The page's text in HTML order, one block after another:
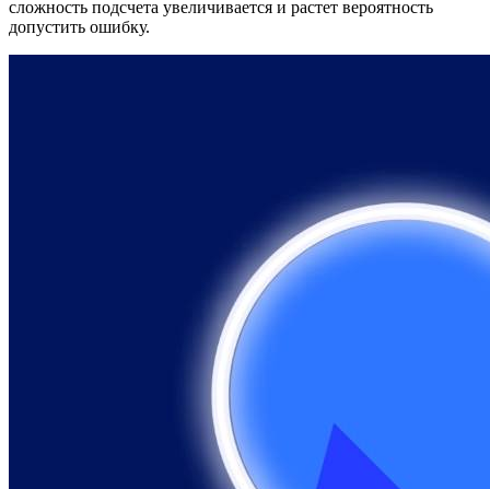
сложность подсчета увеличивается и растет вероятность
допустить ошибку.